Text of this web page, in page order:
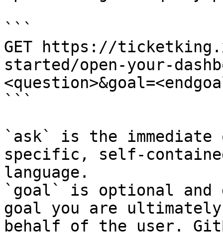
```
GET https://
started/open-your-
```
`ask` is the
specific, self-
language.
`goal` is optional and
goal you are
behalf of the user.